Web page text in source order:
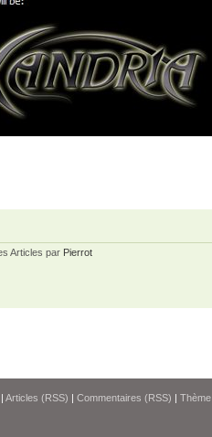
Articles par Pierrot
| Articles (RSS) | Commentaires (RSS) | Thème